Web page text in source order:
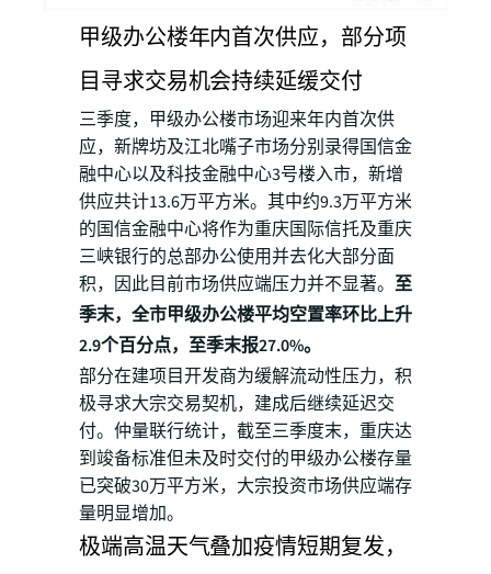
甲级办公楼年内首次供应，部分项
目寻求交易机会持续延缓交付
三季度，甲级办公楼市场迎来年内首次供
应，新牌坊及江北嘴子市场分别录得国信金
融中心以及科技金融中心3号楼入市，新增
供应共计13.6万平方米。其中约9.3万平方米
的国信金融中心将作为重庆国际信托及重庆
三峡银行的总部办公使用并去化大部分面
积，因此目前市场供应端压力并不显著。 至
季末，全市甲级办公楼平均空置率环比上升
2.9个百分点，至季末报27.0%。
部分在建项目开发商为缓解流动性压力，积
极寻求大宗交易契机，建成后继续延迟交
付。仲量联行统计，截至三季度末，重庆达
到竣备标准但未及时交付的甲级办公楼存量
已突破30万平方米，大宗投资市场供应端存
量明显增加。
极端高温天气叠加疫情短期复发，